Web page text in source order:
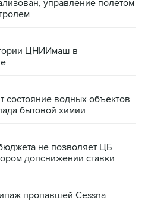
бытовой химии
допснижении ставки